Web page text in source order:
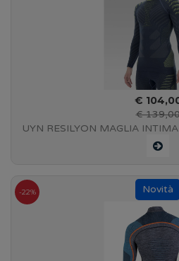
€
€
UYN RESILYON MAGLIA
A MANICHE LUNGHE - Dark
-22%